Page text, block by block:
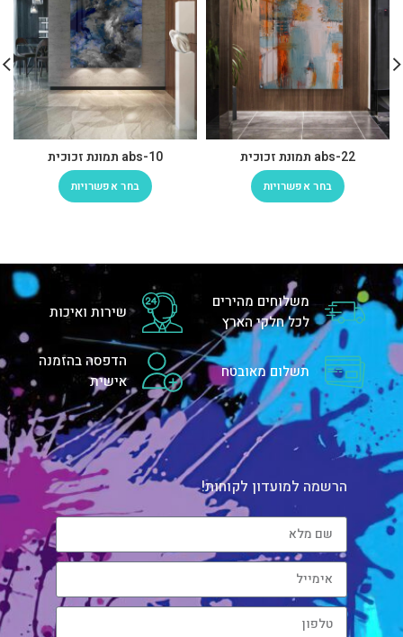
abs-22 תמונת זכוכית
בחר אפשרויות
abs-10 תמונת זכוכית
בחר אפשרויות
משלוחים מהירים
לכל חלקי הארץ
שירות ואיכות
תשלום מאובטח
הדפסה בהזמנה
אישית
הרשמה למועדון לקוחות!